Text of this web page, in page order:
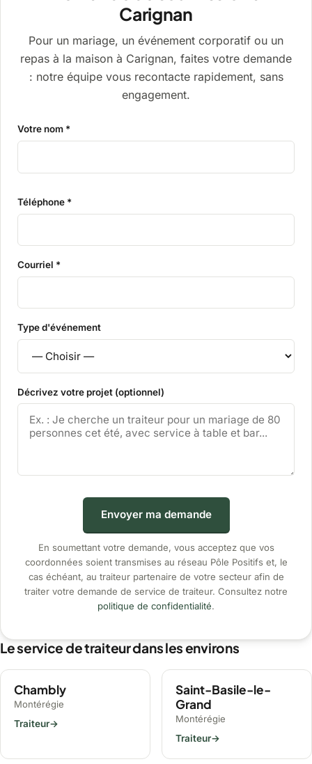
Carignan
Pour un mariage, un événement corporatif ou un
repas à la maison à Carignan, faites votre demande
: notre équipe vous recontacte rapidement, sans
engagement.
Votre nom *
Téléphone *
Courriel *
Type d'événement
Décrivez votre projet (optionnel)
Envoyer ma demande
En soumettant votre demande, vous acceptez que vos
coordonnées soient transmises au réseau Pôle Positifs et, le
cas échéant, au traiteur partenaire de votre secteur afin de
traiter votre demande de service de traiteur. Consultez notre
politique de confidentialité.
Le service de traiteur dans les environs
Chambly
Montérégie
Traiteur→
Saint-Basile-le-
Grand
Montérégie
Traiteur→